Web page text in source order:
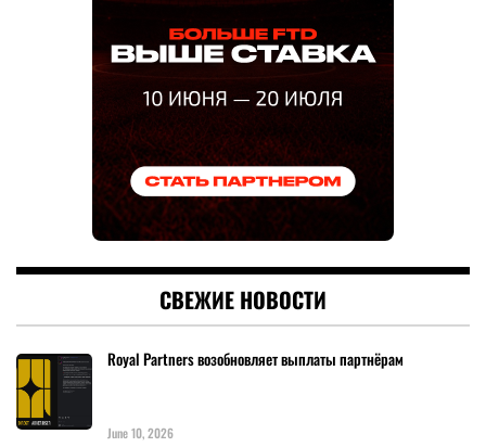
СВЕЖИЕ НОВОСТИ
Royal Partners возобновляет выплаты партнёрам
June 10, 2026